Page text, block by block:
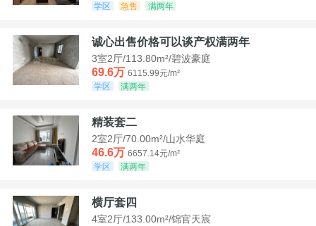
学区
急售 满两年
诚心出售价格可以谈产权满两年
3室2厅/113.80m²/碧波豪庭
69.6万 6115.99元/m²
学区
满两年
精装套二
2室2厅/70.00m²/山水华庭
46.6万 6657.14元/m²
学区
满两年
横厅套四
4室2厅/133.00m²/锦官天宸